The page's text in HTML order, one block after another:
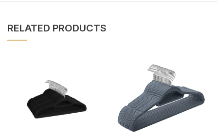
RELATED PRODUCTS